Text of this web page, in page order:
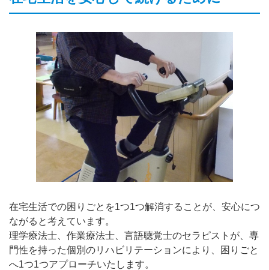
在宅生活での困りごとを1つ1つ解消することが、安心につ
ながると考えています。
理学療法士、作業療法士、言語聴覚士のセラピストが、専
門性を持った個別のリハビリテーションにより、困りごと
へ1つ1つアプローチいたします。